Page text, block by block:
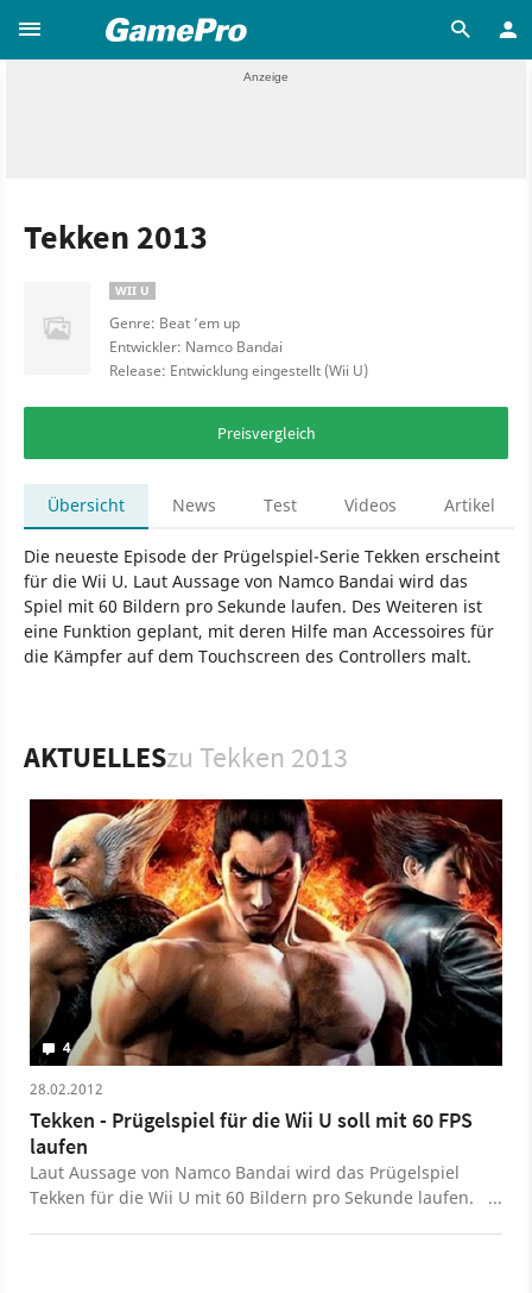
Tekken 2013
WII U
Genre: Beat ’em up
Entwickler: Namco Bandai
Release: Entwicklung eingestellt (Wii U)
Preisvergleich
Übersicht News Test Videos Artikel
Die neueste Episode der Prügelspiel-Serie Tekken erscheint
für die Wii U. Laut Aussage von Namco Bandai wird das
Spiel mit 60 Bildern pro Sekunde laufen. Des Weiteren ist
eine Funktion geplant, mit deren Hilfe man Accessoires für
die Kämpfer auf dem Touchscreen des Controllers malt.
AKTUELLESzu Tekken 2013
4
28.02.2012
Tekken - Prügelspiel für die Wii U soll mit 60 FPS
laufen
Laut Aussage von Namco Bandai wird das Prügelspiel
Tekken für die Wii U mit 60 Bildern pro Sekunde laufen.